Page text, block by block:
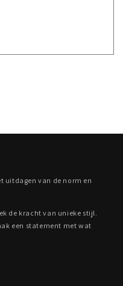
uitdagen van de norm en
de kracht van unieke stijl.
een statement met wat